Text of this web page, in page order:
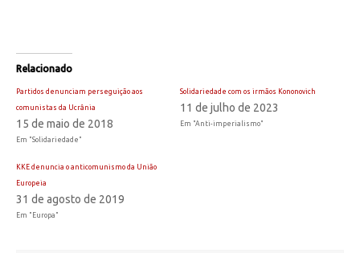
Relacionado
Partidos denunciam perseguição aos
comunistas da Ucrânia
15 de maio de 2018
Em "Solidariedade"
Solidariedade com os irmãos Kononovich
11 de julho de 2023
Em "Anti-imperialismo"
KKE denuncia o anticomunismo da União
Europeia
31 de agosto de 2019
Em "Europa"